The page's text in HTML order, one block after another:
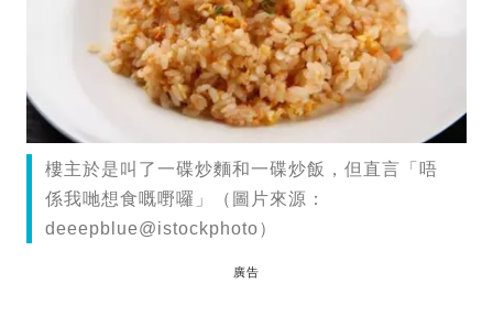
樓主於是叫了一碟炒麵和一碟炒飯，但直言「唔
係我哋想食嘅嘢囉」（圖片來源：
deeepblue@istockphoto）
廣告